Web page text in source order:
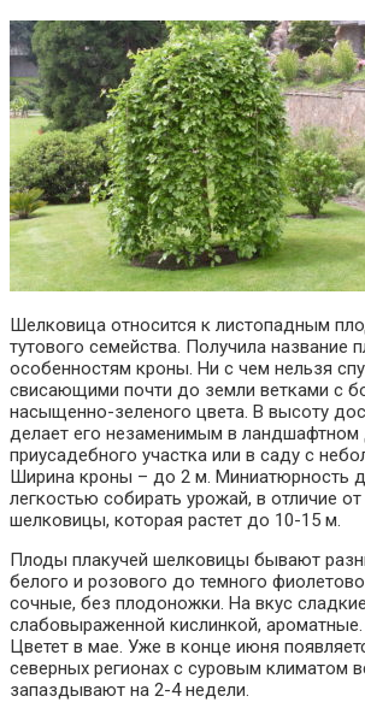
Шелковица относится к листопадным
тутового семейства. Получила название
особенностям кроны. Ни с чем нельзя
свисающими почти до земли ветками с
насыщенно-зеленого цвета. В высоту
делает его незаменимым в ландшафтном
приусадебного участка или в саду с
Ширина кроны – до 2 м. Миниатюрность
легкостью собирать урожай, в отличие
шелковицы, которая растет до 10-15 м.
Плоды плакучей шелковицы бывают
белого и розового до темного
сочные, без плодоножки. На вкус
слабовыраженной кислинкой,
Цветет в мае. Уже в конце июня
северных регионах с суровым климатом
запаздывают на 2-4 недели.